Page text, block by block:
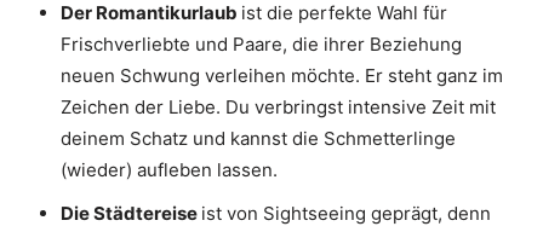
Der Romantikurlaub ist die perfekte Wahl für
Frischverliebte und Paare, die ihrer Beziehung
neuen Schwung verleihen möchte. Er steht ganz im
Zeichen der Liebe. Du verbringst intensive Zeit mit
deinem Schatz und kannst die Schmetterlinge
(wieder) aufleben lassen.
Die Städtereise ist von Sightseeing geprägt, denn